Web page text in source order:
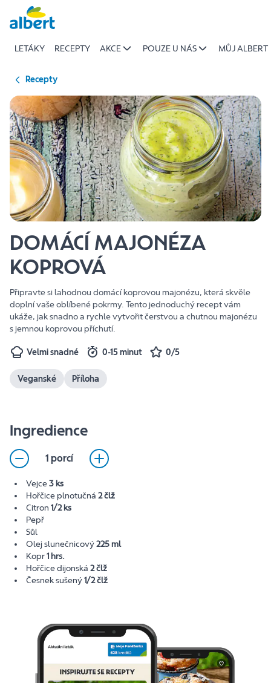
Přeskočit
LETÁKY RECEPTY AKCE POUZE U NÁS MŮJ ALBERT
Recepty
DOMÁCÍ MAJONÉZA
KOPROVÁ
Připravte si lahodnou domácí koprovou majonézu, která skvěle
doplní vaše oblíbené pokrmy. Tento jednoduchý recept vám
ukáže, jak snadno a rychle vytvořit čerstvou a chutnou majonézu
s jemnou koprovou příchutí.
Velmi snadné 0-15 minut 0/5
Veganské Příloha
Ingredience
1 porcí
Vejce3 ks
Hořčice plnotučná 2 člž
Citron 1/2 ks
Pepř
Sůl
Olej slunečnicový225 ml
Kopr1 hrs.
Hořčice dijonská 2 člž
Česnek sušený1/2 člž